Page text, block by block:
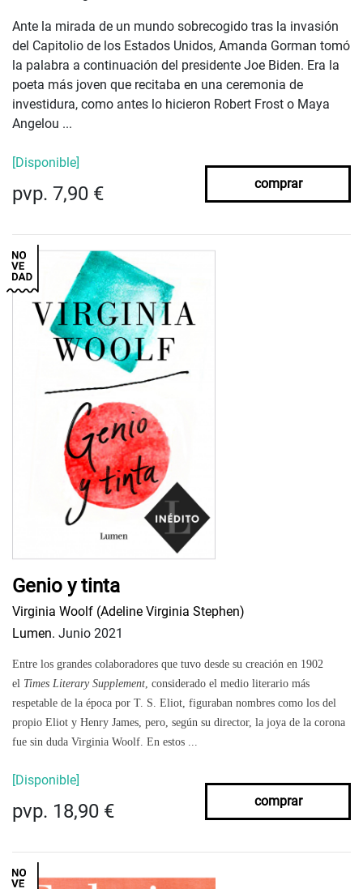
Ante la mirada de un mundo sobrecogido tras la invasión
del Capitolio de los Estados Unidos, Amanda Gorman tomó
la palabra a continuación del presidente Joe Biden. Era la
poeta más joven que recitaba en una ceremonia de
investidura, como antes lo hicieron Robert Frost o Maya
Angelou ...
[Disponible]
pvp. 7,90 € comprar
Genio y tinta
Virginia Woolf (Adeline Virginia Stephen)
Lumen. Junio 2021
Entre los grandes colaboradores que tuvo desde su creación en 1902
el Times Literary Supplement , considerado el medio literario más
respetable de la época por T. S. Eliot, figuraban nombres como los del
propio Eliot y Henry James, pero, según su director, la joya de la corona
fue sin duda Virginia Woolf. En estos ...
[Disponible]
pvp. 18,90 € comprar